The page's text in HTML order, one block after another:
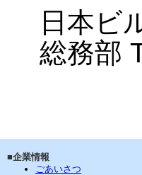
日本ビ
総務部
■企業情報
ごあいさつ